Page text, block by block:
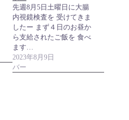
先週8月5日土曜日に大腸
内視鏡検査を 受けてきま
したー まず４日のお昼か
ら支給されたご飯を 食べ
ます…
2023年8月9日
バー